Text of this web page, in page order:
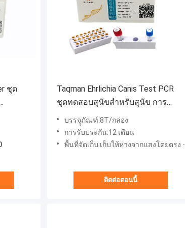
ชุด
Taqman Ehrlichia Canis Test PCR
ชุดทดสอบสุนัขสำหรับสุนัข การ
ขยายกรดนิวคลีอิก
บรรจุุภัณฑ์:8T/กล่อง
การรับประกัน:12 เดือน
พื้นที่จัดเก็บ:เก็บให้ห่างจากแสงโดยตรง -20±5℃
ติดต่อตอนนี้